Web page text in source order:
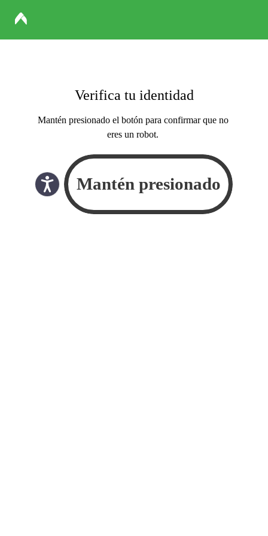
Verifica tu identidad
Mantén presionado el botón para confirmar que no
eres un robot.